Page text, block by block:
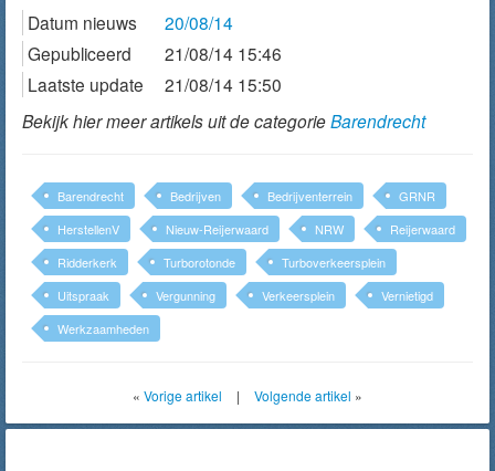
Datum nieuws
20/08/14
Gepubliceerd
21/08/14 15:46
Laatste update
21/08/14 15:50
Bekijk hier meer artikels uit de categorieBarendrecht
Barendrecht Bedrijven Bedrijventerrein
GRNR
HerstellenV
Nieuw-Reijerwaard NRW
Reijerwaard
Ridderkerk
Turborotonde
Turboverkeersplein
Uitspraak
Vergunning Verkeersplein
Vernietigd
Werkzaamheden
« Vorige artikel | Volgende artikel »